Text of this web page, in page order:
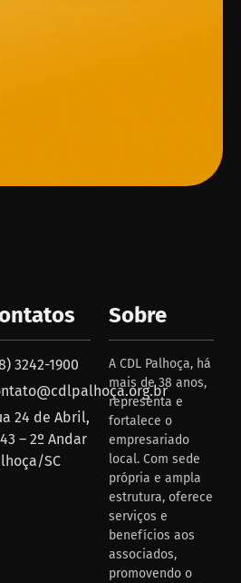
3242-1900
24 de Abril,
– 2º Andar
SC
Sobre
A CDL Palhoça, há
mais de 38 anos,
representa e
fortalece o
empresariado
local. Com sede
própria e ampla
estrutura, oferece
serviços e
benefícios aos
associados,
promovendo o